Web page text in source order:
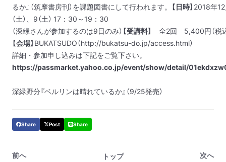
るか』（筑摩書房刊）を課題図書にして行われます。 【日時】 2018年
（土）、9（土） 17：30～19：30
（深緑さんが参加するのは9日のみ） 【受講料】
全2回 5,400円（税
【会場】 BUKATSUDO（http://bukatsu-do.jp/access.html）
詳細・参加申し込みは下記をご覧下さい。
https://passmarket.yahoo.co.jp/event/show/detail/
深緑野分『ベルリンは晴れているか』（9/25発売）
Share Post Share
前へ トップ 次へ